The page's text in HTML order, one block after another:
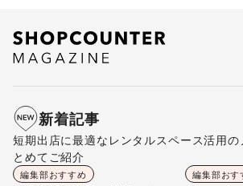
新着記事
短期出店に最適なレンタルスペース活用の
とめてご紹介
編集部おすすめ 編集部おす